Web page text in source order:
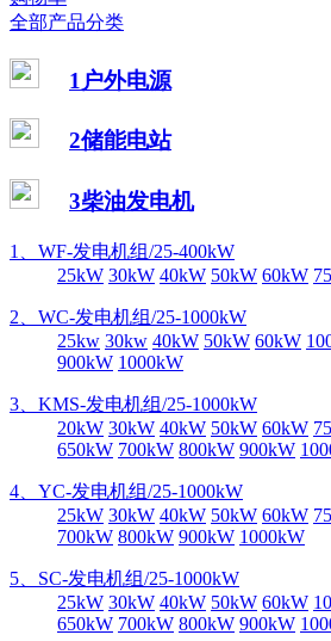
全部产品分类
1户外电源
2储能电站
3柴油发电机
1、WF-发电机组/25-400kW
25kW 30kW 40kW 50kW 60kW
2、WC-发电机组/25-1000kW
25kw 30kw 40kW 50kW 60kW
900kW 1000kW
3、KMS-发电机组/25-1000kW
20kW 30kW 40kW 50kW 60kW
650kW 700kW 800kW 900kW
4、YC-发电机组/25-1000kW
25kW 30kW 40kW 50kW 60kW
700kW 800kW 900kW 1000kW
5、SC-发电机组/25-1000kW
25kW 30kW 40kW 50kW 60kW
650kW 700kW 800kW 900kW